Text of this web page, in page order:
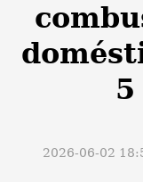
2026-06-02